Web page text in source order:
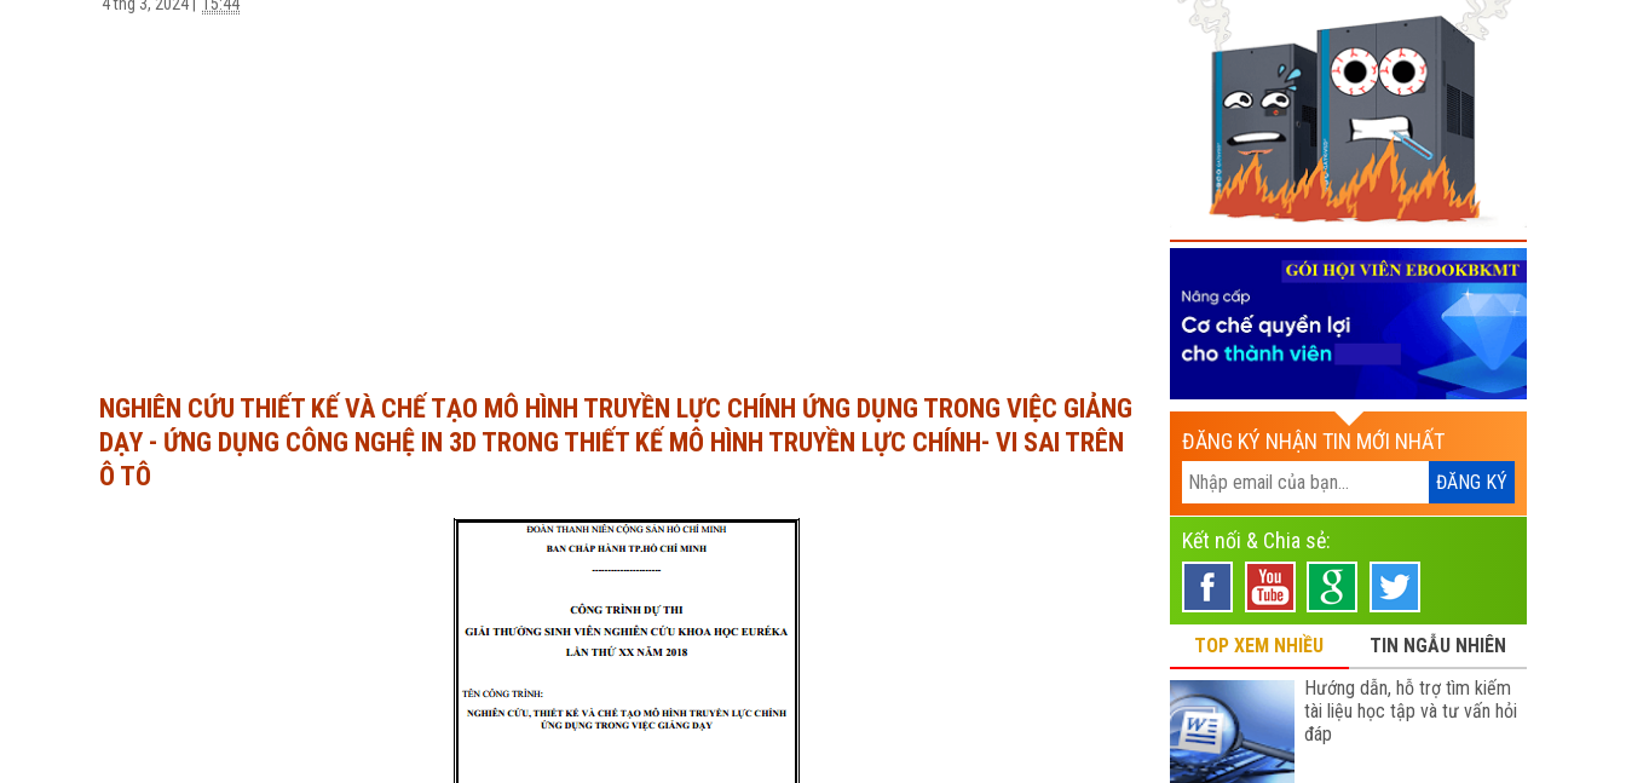
NGHIÊN CỨU THIẾT KẾ VÀ CHẾ TẠO MÔ HÌNH TRUYỀN LỰC CHÍNH ỨNG DỤNG TRONG VIỆC GIẢNG
DẠY - ỨNG DỤNG CÔNG NGHỆ IN 3D TRONG THIẾT KẾ MÔ HÌNH TRUYỀN LỰC CHÍNH- VI SAI TRÊN
Ô TÔ
ĐĂNG KÝ NHẬN TIN MỚI NHẤT
Kết nối & Chia sẻ:
TOP XEM NHIỀU
TIN NGẪU NHIÊN
Hướng dẫn, hỗ trợ tìm kiếm
tài liệu học tập và tư vấn hỏi
đáp